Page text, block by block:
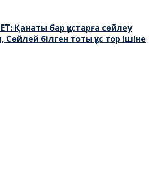
Қанаты бар құстарға сөйлеу
Сөйлей білген тоты құс тор ішіне